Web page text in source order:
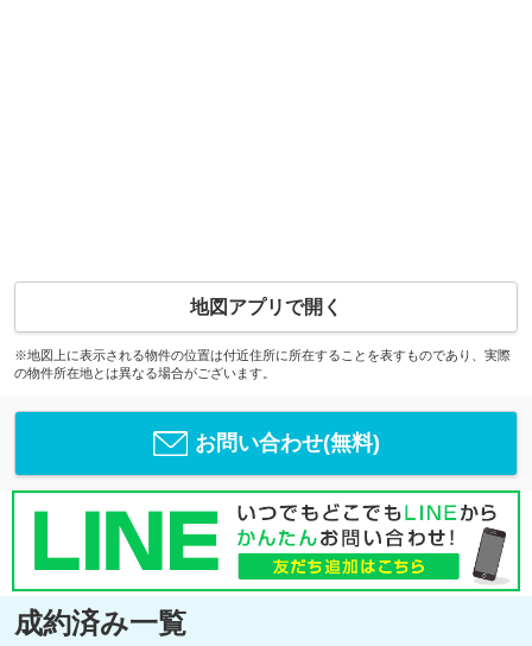
地図アプリで開く
※地図上に表示される物件の位置は付近住所に所在することを表すものであり、実際
の物件所在地とは異なる場合がございます。
お問い合わせ(無料)
成約済み一覧